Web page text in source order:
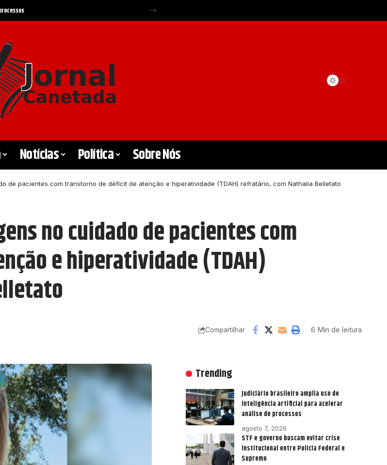
Notícias Política Sobre Nós
de pacientes com transtorno de déficit de atenção e hiperatividade (TDAH) refratário, com Nathalia Belletato
no cuidado de pacientes com
e hiperatividade (TDAH)
Compartilhar 6 Min de leitura
Trending
Judiciário brasileiro amplia uso de
inteligência artificial para acelerar
análise de processos
agosto 7, 2026
STF e governo buscam evitar crise
institucional entre Polícia Federal e
Supremo